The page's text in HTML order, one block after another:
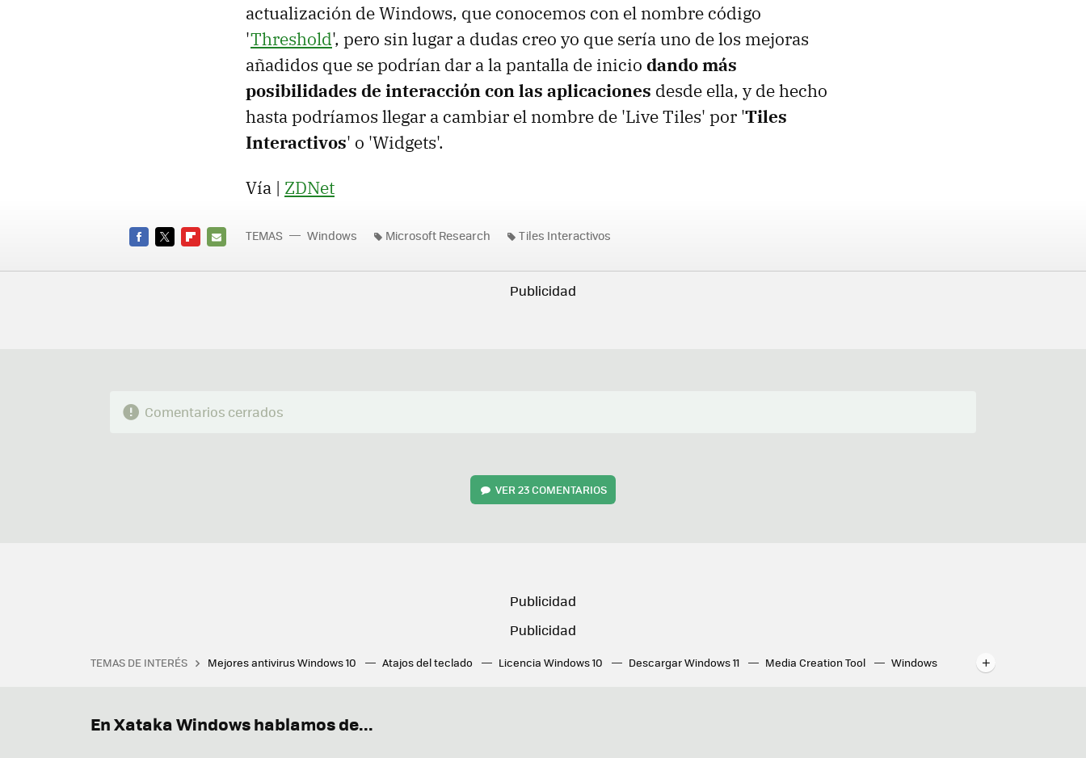
actualización de Windows, que conocemos con el nombre código
'Threshold', pero sin lugar a dudas creo yo que sería uno de los mejoras
añadidos que se podrían dar a la pantalla de inicio dando más
posibilidades de interacción con las aplicaciones desde ella, y de hecho
hasta podríamos llegar a cambiar el nombre de 'Live Tiles' por 'Tiles
Interactivos' o 'Widgets'.
Vía | ZDNet
MAIL
TEMAS Windows Microsoft Research Tiles Interactivos
Comentarios cerrados
VER23 COMENTARIOS
TEMAS DE INTERÉS Mejores antivirus Windows 10 Atajos del teclado Licencia Windows 10 Descargar Windows 11 Media Creation Tool
Windows
En Xataka Windows hablamos de...